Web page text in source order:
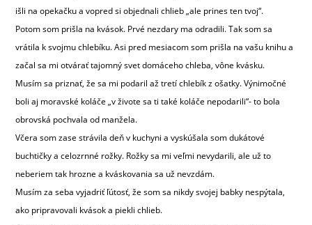
išli na opekačku a vopred si objednali chlieb „ale prines ten tvoj“.
Potom som prišla na kvások. Prvé nezdary ma odradili. Tak som sa
vrátila k svojmu chlebíku. Asi pred mesiacom som prišla na vašu knihu a
začal sa mi otvárať tajomný svet domáceho chleba, vône kvásku.
Musím sa priznať, že sa mi podaril až tretí chlebík z ošatky. Výnimočné
boli aj moravské koláče „v živote sa ti také koláče nepodarili“- to bola
obrovská pochvala od manžela.
Včera som zase strávila deň v kuchyni a vyskúšala som dukátové
buchtičky a celozrnné rožky. Rožky sa mi veľmi nevydarili, ale už to
neberiem tak hrozne a kváskovania sa už nevzdám.
Musím za seba vyjadriť ľútosť, že som sa nikdy svojej babky nespýtala,
ako pripravovali kvások a piekli chlieb.